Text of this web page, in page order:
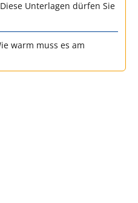
Unterlagen dürfen Sie
warm muss es am